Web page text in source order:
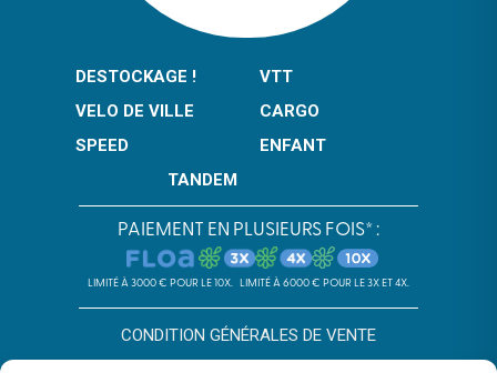
DESTOCKAGE !
VTT
VELO DE VILLE
CARGO
SPEED
ENFANT
TANDEM
PAIEMENT EN PLUSIEURS FOIS* :
LIMITÉ À 3000 € POUR LE 10X. LIMITÉ À 6000 € POUR LE 3X ET 4X.
CONDITION GÉNÉRALES DE VENTE